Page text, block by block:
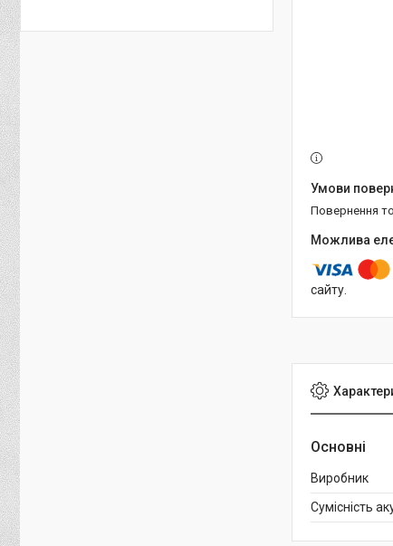
повернення
сайту.
Основні
Виробник
Сумісність